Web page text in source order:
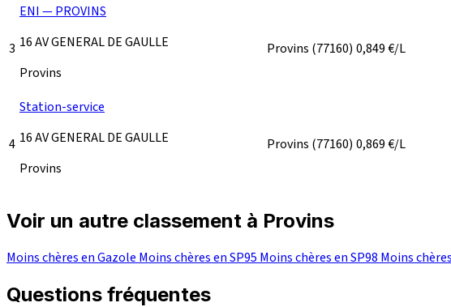
3
ENI — PROVINS
16 AV GENERAL DE GAULLE
Provins
Provins (77160) 0,849€/L
4
Station-service
16 AV GENERAL DE GAULLE
Provins
Provins (77160) 0,869€/L
Voir un autre classement à Provins
Moins chères en Gazole Moins chères en SP95 Moins chères en SP98 Moins
Questions fréquentes